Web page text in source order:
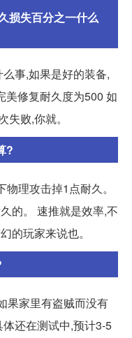
损失百分之一什么
事,如果是好的装备,
美修复耐久度为500 如
败,你就。
?
理攻击掉1点耐久。
的。 速推就是效率,不
的玩家来说也。
果家里有盗贼而没有
还在测试中,预计3-5